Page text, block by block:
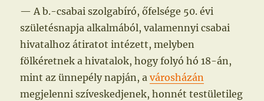
— A b.-csabai szolgabíró, őfelsége 50. évi
születésnapja alkalmából, valamennyi csabai
hivatalhoz átiratot intézett, melyben
fölkéretnek a hivatalok, hogy folyó hó 18-án,
mint az ünnepély napján, avárosházán
megjelenni szíveskedjenek, honnét testületileg